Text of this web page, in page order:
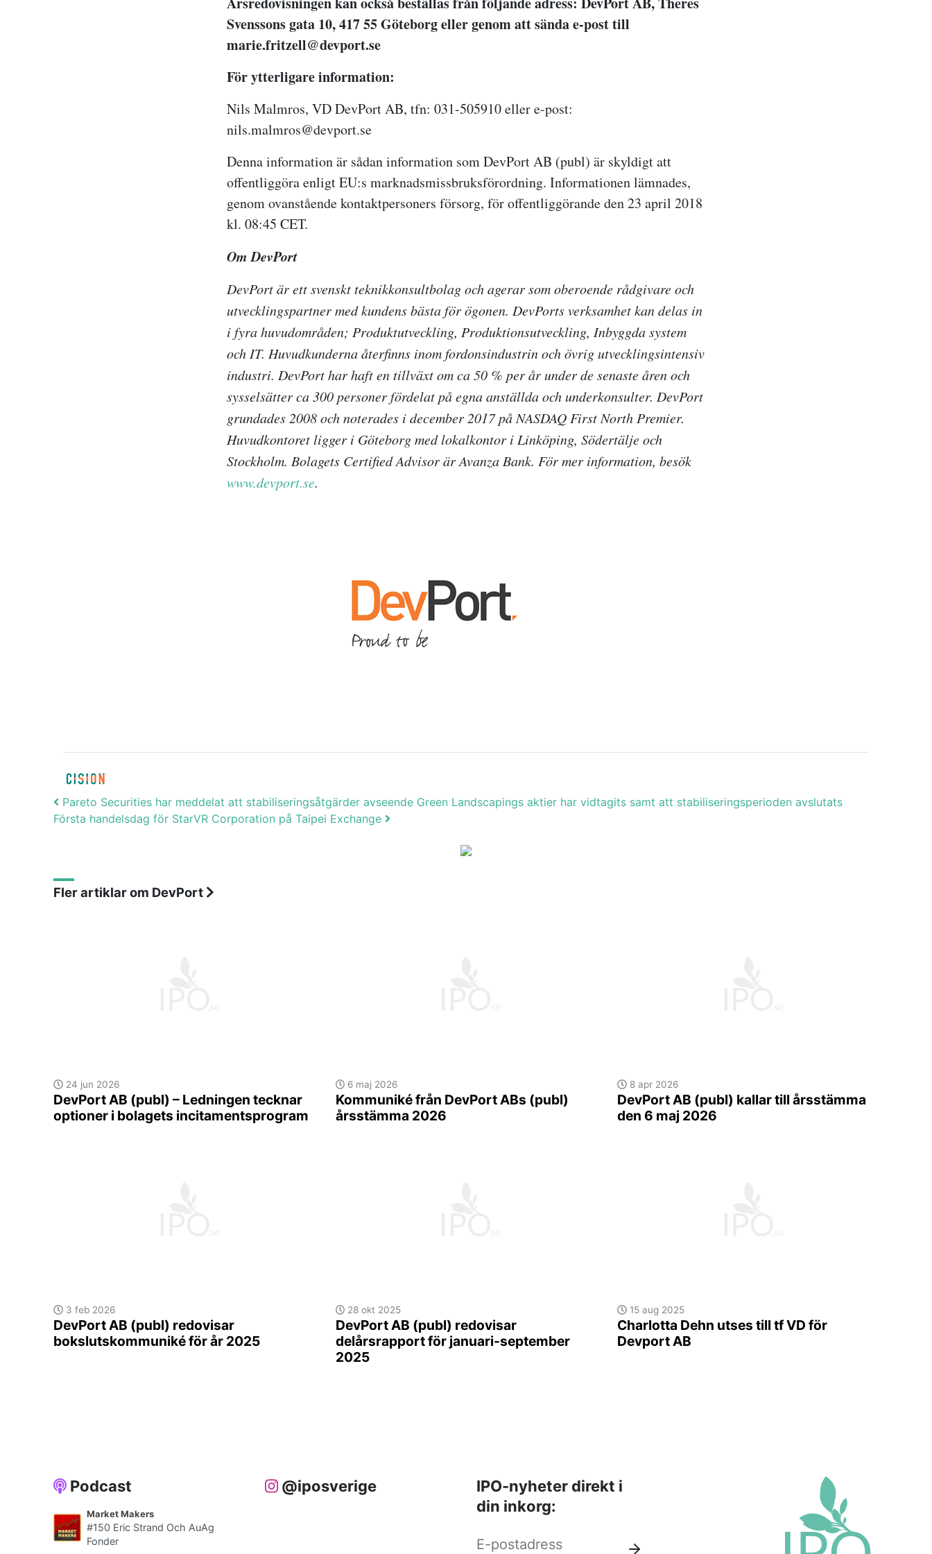
Svenssons gata 10, 417 55 Göteborg eller genom att sända e-post till
marie.fritzell@devport.se
För ytterligare information:
Nils Malmros, VD DevPort AB, tfn: 031-505910 eller e-post:
nils.malmros@devport.se
Denna information är sådan information som DevPort AB (publ) är skyldigt att
offentliggöra enligt EU:s marknadsmissbruksförordning. Informationen lämnades,
genom ovanstående kontaktpersoners försorg, för offentliggörande den 23 april 2018
kl. 08:45 CET.
Om DevPort
DevPort är ett svenskt teknikkonsultbolag och agerar som oberoende rådgivare och
utvecklingspartner med kundens bästa för ögonen. DevPorts verksamhet kan delas in
i fyra huvudområden; Produktutveckling, Produktionsutveckling, Inbyggda system
och IT. Huvudkunderna återfinns inom fordonsindustrin och övrig utvecklingsintensiv
industri. DevPort har haft en tillväxt om ca 50 % per år under de senaste åren och
sysselsätter ca 300 personer fördelat på egna anställda och underkonsulter. DevPort
grundades 2008 och noterades i december 2017 på NASDAQ First North Premier.
Huvudkontoret ligger i Göteborg med lokalkontor i Linköping, Södertälje och
Stockholm. Bolagets Certified Advisor är Avanza Bank. För mer information, besök
www.devport.se.
Post navigation
Pareto Securities har meddelat att stabiliseringsåtgärder avseende Green Landscapings aktier har vidtagits samt att stabiliseringsperioden avslutats
Första handelsdag för StarVR Corporation på Taipei Exchange
Fler artiklar om DevPort
24 jun 2026
DevPort AB (publ) – Ledningen tecknar
optioner i bolagets incitamentsprogram
6 maj 2026
Kommuniké från DevPort ABs (publ)
årsstämma 2026
8 apr 2026
DevPort AB (publ) kallar till årsstämma
den 6 maj 2026
3 feb 2026
DevPort AB (publ) redovisar
bokslutskommuniké för år 2025
28 okt 2025
DevPort AB (publ) redovisar
delårsrapport för januari-september
2025
15 aug 2025
Charlotta Dehn utses till tf VD för
Devport AB
Podcast
Market Makers
#150 Eric Strand Och AuAg
Fonder
@iposverige
IPO-nyheter direkt i
din inkorg: